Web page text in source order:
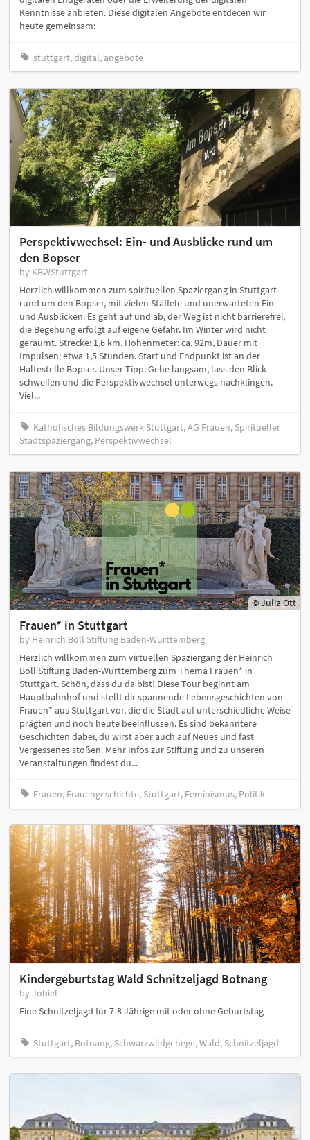
Kenntnisse anbieten. Diese digitalen Angebote entdecen wir
heute gemeinsam:
stuttgart, digital, angebote
Perspektivwechsel: Ein- und Ausblicke rund um
den Bopser
by KBWStuttgart
Herzlich willkommen zum spirituellen Spaziergang in Stuttgart
rund um den Bopser, mit vielen Stäffele und unerwarteten Ein-
und Ausblicken. Es geht auf und ab, der Weg ist nicht barrierefrei,
die Begehung erfolgt auf eigene Gefahr. Im Winter wird nicht
geräumt. Strecke: 1,6 km, Höhenmeter: ca. 92m, Dauer mit
Impulsen: etwa 1,5 Stunden. Start und Endpunkt ist an der
Haltestelle Bopser. Unser Tipp: Gehe langsam, lass den Blick
schweifen und die Perspektivwechsel unterwegs nachklingen.
Viel...
Katholisches Bildungswerk Stuttgart, AG Frauen, Spiritueller
Stadtspaziergang, Perspektivwechsel
© Julia Ott
Frauen* in Stuttgart
by Heinrich Böll Stiftung Baden-Württemberg
Herzlich willkommen zum virtuellen Spaziergang der Heinrich
Böll Stiftung Baden-Württemberg zum Thema Frauen* in
Stuttgart. Schön, dass du da bist! Diese Tour beginnt am
Hauptbahnhof und stellt dir spannende Lebensgeschichten von
Frauen* aus Stuttgart vor, die die Stadt auf unterschiedliche Weise
prägten und noch heute beeinflussen. Es sind bekanntere
Geschichten dabei, du wirst aber auch auf Neues und fast
Vergessenes stoßen. Mehr Infos zur Stiftung und zu unseren
Veranstaltungen findest du...
Frauen, Frauengeschichte, Stuttgart, Feminismus, Politik
Kindergeburtstag Wald Schnitzeljagd Botnang
by Jobiel
Eine Schnitzeljagd für 7-8 Jährige mit oder ohne Geburtstag
Stuttgart, Botnang, Schwarzwildgehege, Wald, Schnitzeljagd